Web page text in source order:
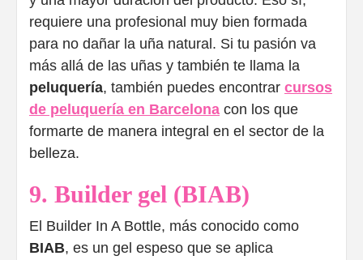
requiere una profesional muy bien formada
para no dañar la uña natural. Si tu pasión va
más allá de las uñas y también te llama la
peluquería, también puedes encontrar cursos
de peluquería en Barcelona con los que
formarte de manera integral en el sector de la
belleza.
9. Builder gel (BIAB)
El Builder In A Bottle, más conocido como
BIAB, es un gel espeso que se aplica